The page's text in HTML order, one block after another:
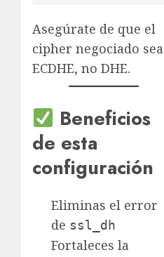
Asegúrate de que el
cipher negociado sea
ECDHE, no DHE.
Beneficios
de esta
configuración
Eliminas el error
de ssl_dh
Fortaleces la